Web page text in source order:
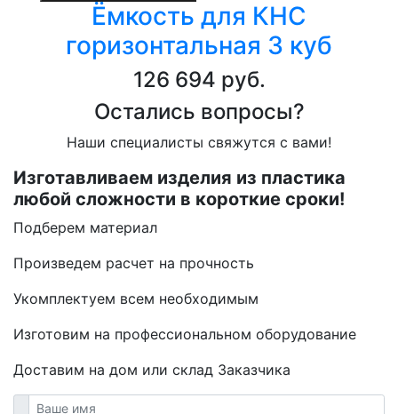
Ёмкость для КНС
горизонтальная 3 куб
126 694 руб.
Остались вопросы?
Наши специалисты свяжутся с вами!
Изготавливаем изделия из пластика
любой сложности в короткие сроки!
Подберем материал
Произведем расчет на прочность
Укомплектуем всем необходимым
Изготовим на профессиональном оборудование
Доставим на дом или склад Заказчика